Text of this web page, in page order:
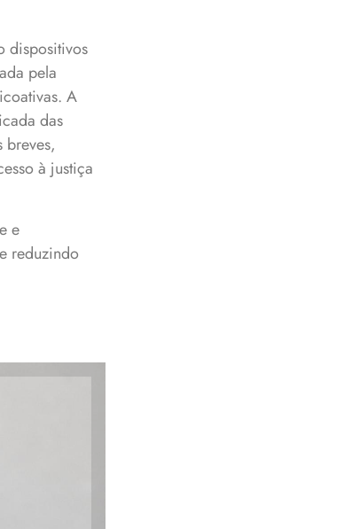
dispositivos
pela
A
das
breves,
à justiça
e
reduzindo